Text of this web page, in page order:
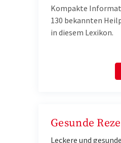
Kompakte
130 bekannten
in diesem Lexikon.
Gesunde
Leckere und